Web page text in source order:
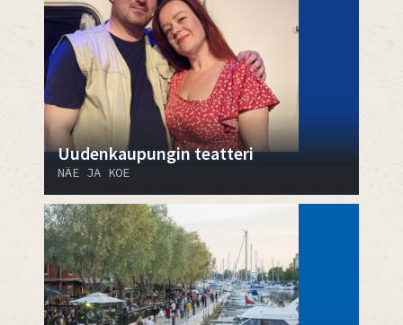
Uudenkaupungin teatteri
NÄE JA KOE